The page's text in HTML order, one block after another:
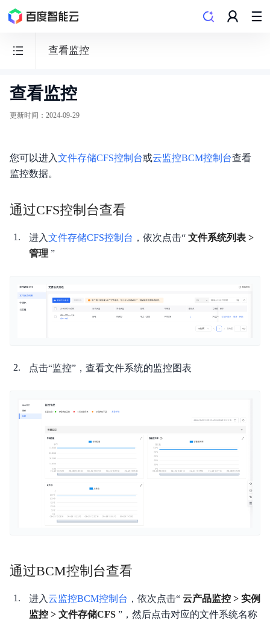
查看监控
文
件
CFS
动态与公告
产品描述
产品定价
快速入门
典型实践
SDK参考
服务等级协议SLA
查看监控
更新时间 ： 2024-09-29
您可以进入文件存储CFS控制台或云监控BCM控制台查看
监控数据。
通过CFS控制台查看
进入文件存储CFS控制台 ，依次点击“ 文件系统列表 >
管理 ”
点击“监控”，查看文件系统的监控图表
通过BCM控制台查看
进入云监控BCM控制台 ，依次点击“ 云产品监控 > 实例
监控 > 文件存储CFS ”，然后点击对应的文件系统名称